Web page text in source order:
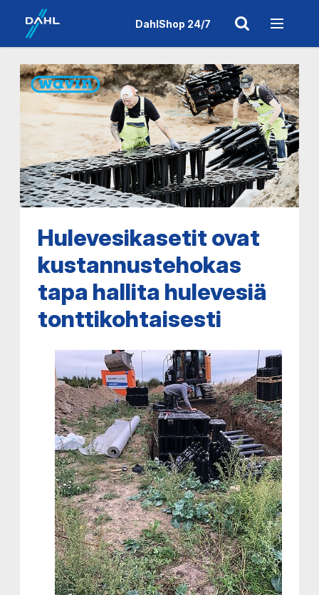
DahlShop 24/7
Hulevesikasetit ovat
kustannustehokas
tapa hallita hulevesiä
tonttikohtaisesti